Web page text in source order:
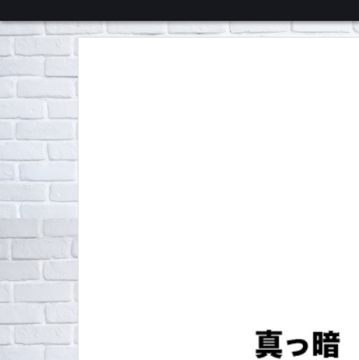
くろチャンネル